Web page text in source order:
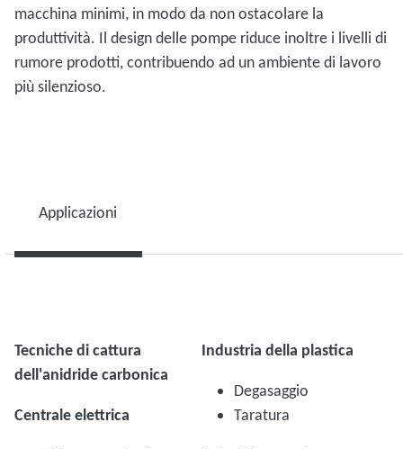
macchina minimi, in modo da non ostacolare la
produttività. Il design delle pompe riduce inoltre i livelli di
rumore prodotti, contribuendo ad un ambiente di lavoro
più silenzioso.
Applicazioni
Tecniche di cattura
dell'anidride carbonica
Centrale elettrica
Industria della plastica
Degasaggio
Taratura